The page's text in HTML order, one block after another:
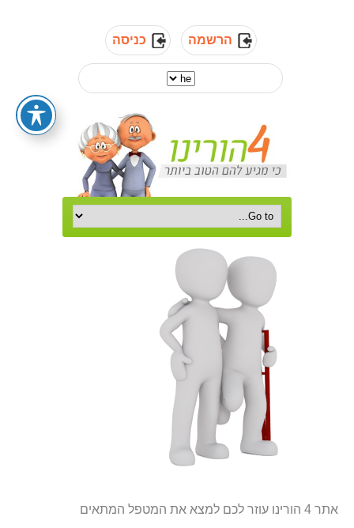
הרשמה כניסה
אתר 4 הורינו עוזר לכם למצא את המטפל המתאים